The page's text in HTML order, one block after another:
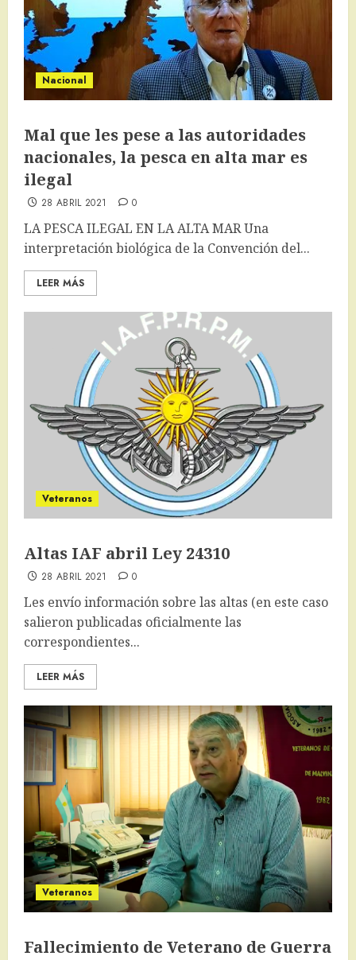
Nacional
Mal que les pese a las autoridades
nacionales, la pesca en alta mar es
ilegal
28 ABRIL 2021 0
LA PESCA ILEGAL EN LA ALTA MAR Una
interpretación biológica de la Convención del...
LEER MÁS
Veteranos
Altas IAF abril Ley 24310
28 ABRIL 2021 0
Les envío información sobre las altas (en este caso
salieron publicadas oficialmente las
correspondientes...
LEER MÁS
Veteranos
Fallecimiento de Veterano de Guerra